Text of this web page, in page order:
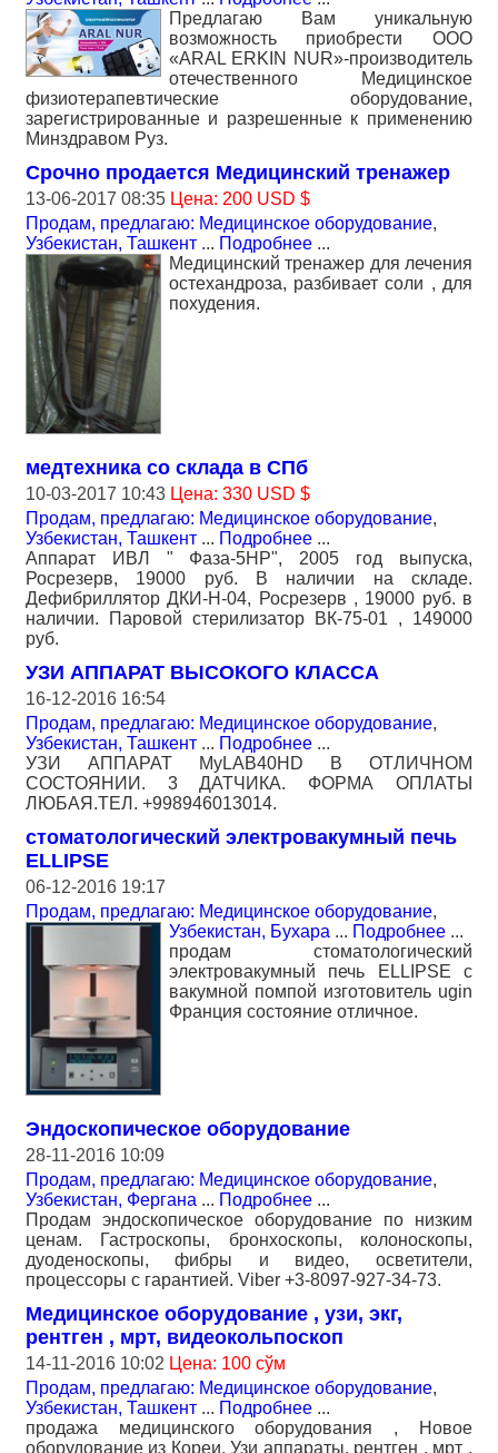
Предлагаю Вам уникальную
возможность приобрести ООО
«ARAL ERKIN NUR»-производитель
отечественного Медицинское
физиотерапевтические оборудование,
зарегистрированные и разрешенные к применению
Минздравом Руз.
Срочно продается Медицинский тренажер
13-06-2017 08:35 Цена: 200 USD $
Продам, предлагаю: Медицинское оборудование,
Узбекистан, Ташкент ... Подробнее ...
Медицинский тренажер для лечения
остехандроза, разбивает соли , для
похудения.
медтехника со склада в СПб
10-03-2017 10:43 Цена: 330 USD $
Продам, предлагаю: Медицинское оборудование,
Узбекистан, Ташкент ... Подробнее ...
Аппарат ИВЛ " Фаза-5НР", 2005 год выпуска,
Росрезерв, 19000 руб. В наличии на складе.
Дефибриллятор ДКИ-Н-04, Росрезерв , 19000 руб. в
наличии. Паровой стерилизатор ВК-75-01 , 149000
руб.
УЗИ АППАРАТ ВЫСОКОГО КЛАССА
16-12-2016 16:54
Продам, предлагаю: Медицинское оборудование,
Узбекистан, Ташкент ... Подробнее ...
УЗИ АППАРАТ MyLAB40HD В ОТЛИЧНОМ
СОСТОЯНИИ. 3 ДАТЧИКА. ФОРМА ОПЛАТЫ
ЛЮБАЯ.ТЕЛ. +998946013014.
стоматологический электровакумный печь
ELLIPSE
06-12-2016 19:17
Продам, предлагаю: Медицинское оборудование,
Узбекистан, Бухара ... Подробнее ...
продам стоматологический
электровакумный печь ELLIPSE с
вакумной помпой изготовитель ugin
Франция состояние отличное.
Эндоскопическое оборудование
28-11-2016 10:09
Продам, предлагаю: Медицинское оборудование,
Узбекистан, Фергана ... Подробнее ...
Продам эндоскопическое оборудование по низким
ценам. Гастроскопы, бронхоскопы, колоноскопы,
дуоденоскопы, фибры и видео, осветители,
процессоры с гарантией. Viber +3-8097-927-34-73.
Медицинское оборудование , узи, экг,
рентген , мрт, видеокольпоскоп
14-11-2016 10:02 Цена: 100 сўм
Продам, предлагаю: Медицинское оборудование,
Узбекистан, Ташкент ... Подробнее ...
продажа медицинского оборудования , Новое
оборудование из Кореи, Узи аппараты, рентген , мрт ,